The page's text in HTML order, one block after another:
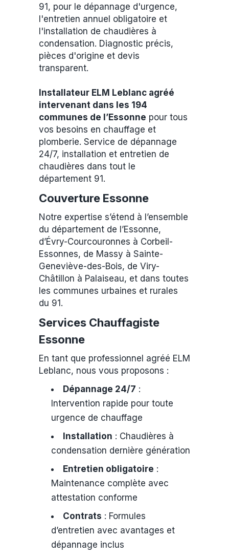
91, pour le dépannage d'urgence,
l'entretien annuel obligatoire et
l'installation de chaudières à
condensation. Diagnostic précis,
pièces d'origine et devis
transparent.
Installateur ELM Leblanc agréé
intervenant dans les 194
communes de l’Essonne pour tous
vos besoins en chauffage et
plomberie. Service de dépannage
24/7, installation et entretien de
chaudières dans tout le
département 91.
Couverture Essonne
Notre expertise s’étend à l’ensemble
du département de l’Essonne,
d’Évry-Courcouronnes à Corbeil-
Essonnes, de Massy à Sainte-
Geneviève-des-Bois, de Viry-
Châtillon à Palaiseau, et dans toutes
les communes urbaines et rurales
du 91.
Services Chauffagiste
Essonne
En tant que professionnel agréé ELM
Leblanc, nous vous proposons :
Dépannage 24/7 :
Intervention rapide pour toute
urgence de chauffage
Installation : Chaudières à
condensation dernière génération
Entretien obligatoire :
Maintenance complète avec
attestation conforme
Contrats : Formules
d’entretien avec avantages et
dépannage inclus